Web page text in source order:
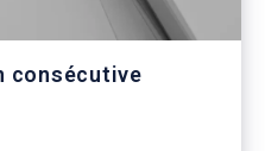
consécutive